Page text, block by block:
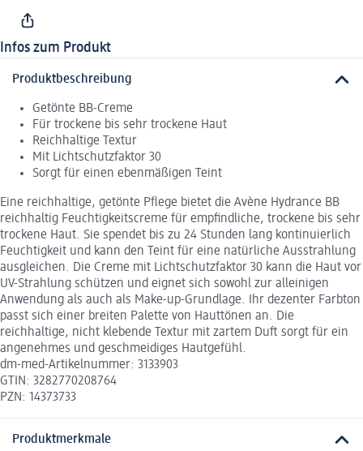
Infos zum Produkt
Produktbeschreibung
Getönte BB-Creme
Für trockene bis sehr trockene Haut
Reichhaltige Textur
Mit Lichtschutzfaktor 30
Sorgt für einen ebenmäßigen Teint
Eine reichhaltige, getönte Pflege bietet die Avène Hydrance BB
reichhaltig Feuchtigkeitscreme für empfindliche, trockene bis sehr
trockene Haut. Sie spendet bis zu 24 Stunden lang kontinuierlich
Feuchtigkeit und kann den Teint für eine natürliche Ausstrahlung
ausgleichen. Die Creme mit Lichtschutzfaktor 30 kann die Haut vor
UV-Strahlung schützen und eignet sich sowohl zur alleinigen
Anwendung als auch als Make-up-Grundlage. Ihr dezenter Farbton
passt sich einer breiten Palette von Hauttönen an. Die
reichhaltige, nicht klebende Textur mit zartem Duft sorgt für ein
angenehmes und geschmeidiges Hautgefühl.
dm-med-Artikelnummer: 3133903
GTIN: 3282770208764
PZN: 14373733
Produktmerkmale